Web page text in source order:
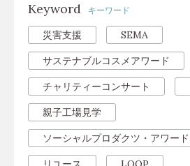
Keyword キーワード
災害支援 SEMA
サステナブルコスメアワード
チャリティーコンサート
親子工場見学
ソーシャルプロダクツ・アワード